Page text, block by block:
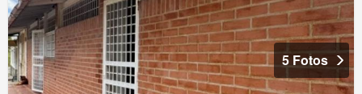
5 Fotos